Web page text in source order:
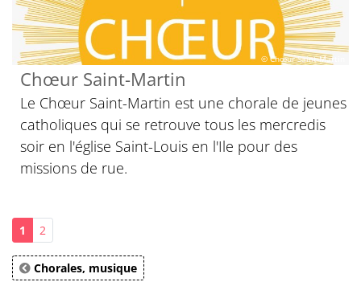
© Chœur Saint-Martin
Chœur Saint-Martin
Le Chœur Saint-Martin est une chorale de jeunes
catholiques qui se retrouve tous les mercredis
soir en l'église Saint-Louis en l'Ile pour des
missions de rue.
1 2
Chorales, musique